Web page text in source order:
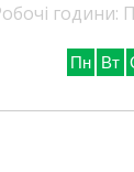
Пн Вт